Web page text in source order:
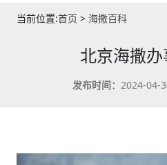
当前位置:首页 > 海撒百科
北京海撒
发布时间： 2024-04-